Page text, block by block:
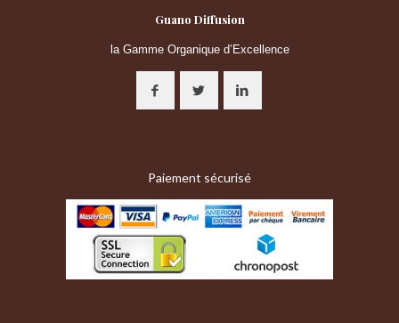
Guano Diffusion
la Gamme Organique d’Excellence
Paiement sécurisé